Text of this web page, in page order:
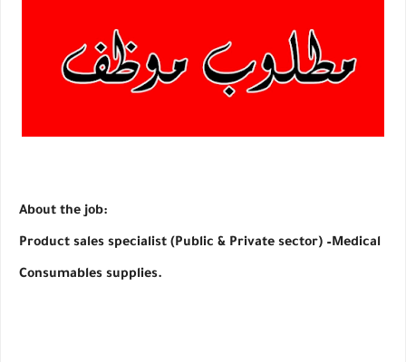
About the job:
Product sales specialist (Public & Private sector) –Medical
Consumables supplies.